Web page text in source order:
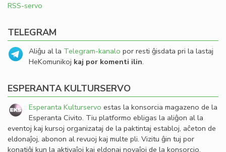
RSS-servo
TELEGRAM
Aliĝu al la Telegram-kanalo por resti ĝisdata pri la lastaj
HeKomunikoj kaj por komenti ilin.
ESPERANTA KULTURSERVO
Esperanta Kulturservo estas la konsorcia magazeno de la
Esperanta Civito. Tiu platformo ebligas la aliĝon al la
eventoj kaj kursoj organizataj de la paktintaj establoj, aĉeton de
eldonaĵoj, abonon al revuoj kaj multe pli. Vizitu ĝin tuj por
konatiĝi kun la aktivaĵoj kaj eldonaj novaĵoj de la konsorcio.